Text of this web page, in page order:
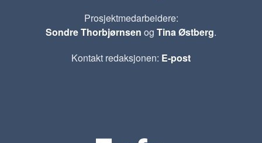
Prosjektmedarbeidere:
Sondre Thorbjørnsen og Tina Østberg.
Kontakt redaksjonen: E-post